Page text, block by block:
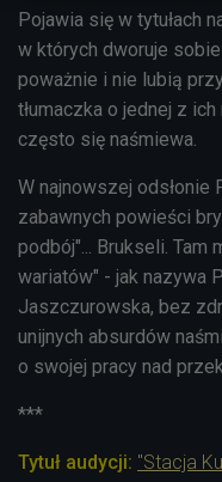
Pojawia się w tytułach
w których dworuje
poważnie i nie lubią
tłumaczka o jednej z
często się naśmiewa.
W najnowszej odsłonie
zabawnych powieści
podbój"... Brukseli. Tam
wariatów" - jak nazywa
Jaszczurowska, bez
unijnych absurdów
o swojej pracy nad
***
Tytuł audycji: "Stacja